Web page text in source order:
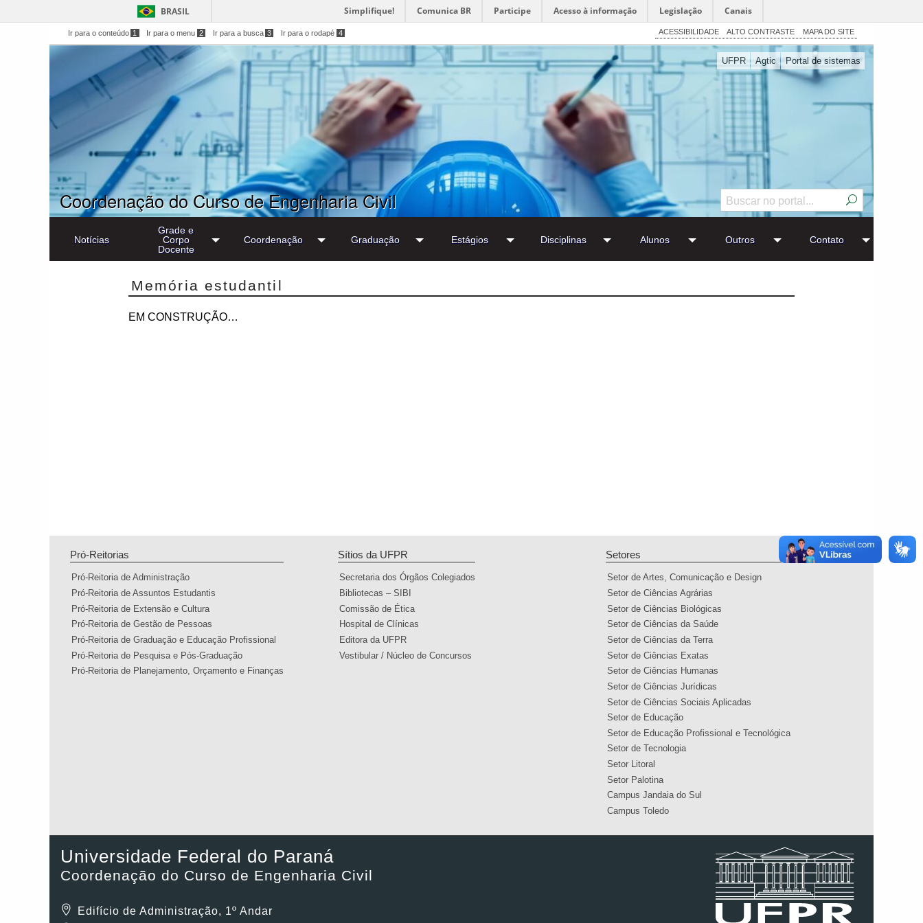
BRASIL Simplifique! Comunica BR Participe Acesso à informação Legislação Canais
Ir para o conteúdo 1 Ir para o menu 2 Ir para a busca 3 Ir para o rodapé 4 ACESSIBILIDADE ALTO CONTRASTE MAPA DO SITE
UFPR Agtic Portal de sistemas
Coordenação do Curso de Engenharia Civil
Notícias
Grade e
Corpo
Docente
Coordenação Graduação Estágios Disciplinas Alunos Outros Contato
Memória estudantil
EM CONSTRUÇÃO…
Pró-Reitorias
Pró-Reitoria de Administração
Pró-Reitoria de Assuntos Estudantis
Pró-Reitoria de Extensão e Cultura
Pró-Reitoria de Gestão de Pessoas
Pró-Reitoria de Graduação e Educação Profissional
Pró-Reitoria de Pesquisa e Pós-Graduação
Pró-Reitoria de Planejamento, Orçamento e Finanças
Sítios da UFPR
Secretaria dos Órgãos Colegiados
Bibliotecas – SIBI
Comissão de Ética
Hospital de Clínicas
Editora da UFPR
Vestibular / Núcleo de Concursos
Setores
Setor de Artes, Comunicação e Design
Setor de Ciências Agrárias
Setor de Ciências Biológicas
Setor de Ciências da Saúde
Setor de Ciências da Terra
Setor de Ciências Exatas
Setor de Ciências Humanas
Setor de Ciências Jurídicas
Setor de Ciências Sociais Aplicadas
Setor de Educação
Setor de Educação Profissional e Tecnológica
Setor de Tecnologia
Setor Litoral
Setor Palotina
Campus Jandaia do Sul
Campus Toledo
Universidade Federal do Paraná
Coordenação do Curso de Engenharia Civil
Edifício de Administração, 1º Andar